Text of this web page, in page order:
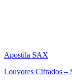
Apostila SAX
Louvores Cifrados –